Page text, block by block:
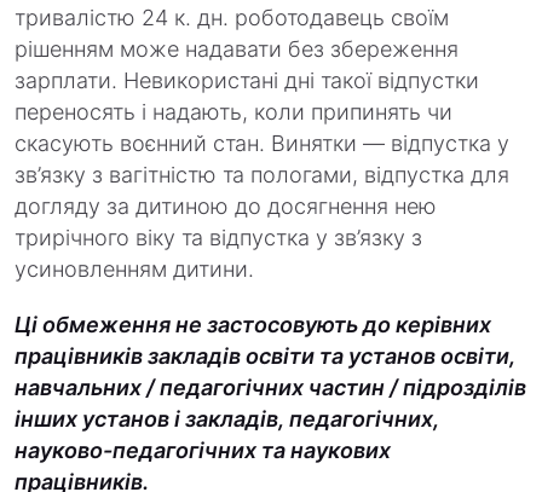
тривалістю 24 к. дн. роботодавець своїм
рішенням може надавати без збереження
зарплати. Невикористані дні такої відпустки
переносять і надають, коли припинять чи
скасують воєнний стан. Винятки — відпустка у
зв’язку з вагітністю та пологами, відпустка для
догляду за дитиною до досягнення нею
трирічного віку та відпустка у зв’язку з
усиновленням дитини.
Ці обмеження не застосовують до керівних
працівників закладів освіти та установ освіти,
навчальних / педагогічних частин / підрозділів
інших установ і закладів, педагогічних,
науково-педагогічних та наукових
працівників.